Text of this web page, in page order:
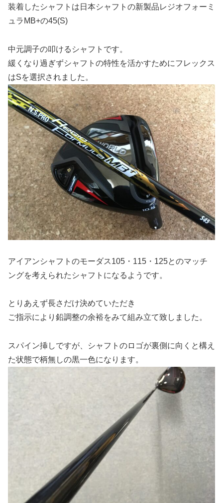
装着したシャフトは日本シャフトの新製品レジオフォーミ
ュラMB+の45(S)
中元調子の叩けるシャフトです。
緩くなり過ぎずシャフトの特性を活かすためにフレックス
はSを選択されました。
アイアンシャフトのモーダス105・115・125とのマッチ
ングを考えられたシャフトになるようです。
とりあえず長さだけ決めていただき
ご指示により鉛調整の余裕をみて組み立て致しました。
スパイン挿しですが、シャフトのロゴが裏側に向くと構え
た状態で柄無しの黒一色になります。